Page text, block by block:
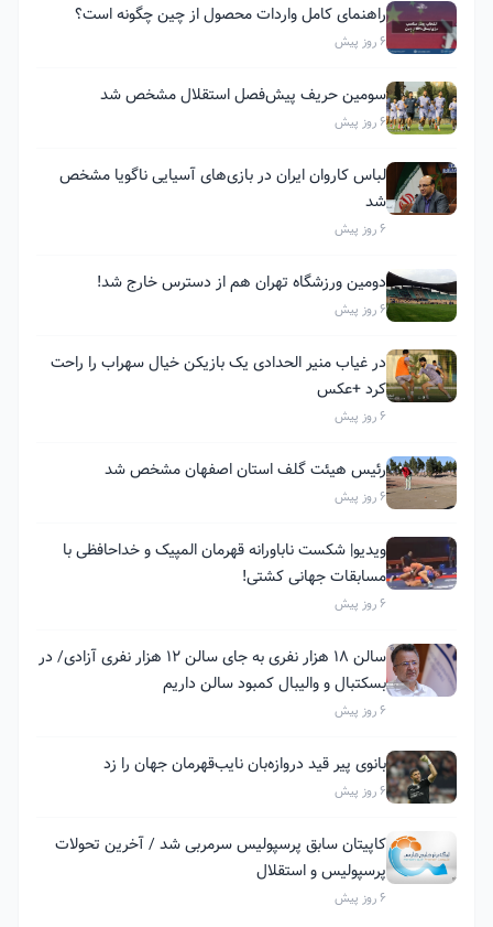
راهنمای کامل واردات محصول از چین چگونه است؟
6 روز پیش
سومین حریف پیش‌فصل استقلال مشخص شد
6 روز پیش
لباس کاروان ایران در بازی‌های آسیایی ناگویا مشخص
شد
6 روز پیش
دومین ورزشگاه تهران هم از دسترس خارج شد!
6 روز پیش
در غیاب منیر الحدادی یک بازیکن خیال سهراب را راحت
کرد +عکس
6 روز پیش
رئیس هیئت گلف استان اصفهان مشخص شد
6 روز پیش
ویدیو| شکست ناباورانه قهرمان المپیک و خداحافظی با
مسابقات جهانی کشتی!
6 روز پیش
سالن ۱۸ هزار نفری به جای سالن ۱۲ هزار نفری آزادی/ در
بسکتبال و والیبال کمبود سالن داریم
6 روز پیش
بانوی پیر قید دروازه‌بان نایب‌قهرمان جهان را زد
6 روز پیش
کاپیتان سابق پرسپولیس سرمربی شد / آخرین تحولات
پرسپولیس و استقلال
6 روز پیش